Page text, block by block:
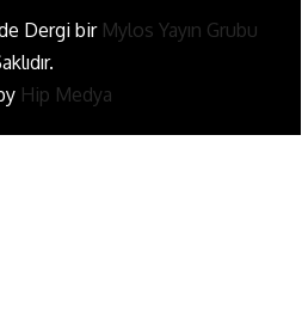
Dergi bir Mylos Yayın Grubu
Hip Medya